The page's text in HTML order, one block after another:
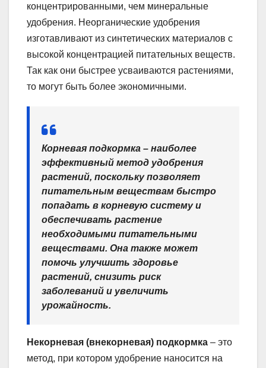
концентрированными, чем минеральные
удобрения. Неорганические удобрения
изготавливают из синтетических материалов с
высокой концентрацией питательных веществ.
Так как они быстрее усваиваются растениями,
то могут быть более экономичными.
Корневая подкормка – наиболее
эффективный метод удобрения
растений, поскольку позволяет
питательным веществам быстро
попадать в корневую систему и
обеспечивать растение
необходимыми питательными
веществами. Она также может
помочь улучшить здоровье
растений, снизить риск
заболеваний и увеличить
урожайность.
Некорневая (внекорневая) подкормка – это
метод, при котором удобрение наносится на